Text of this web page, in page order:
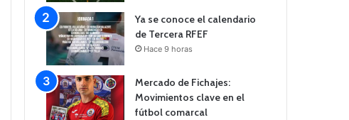
Ya se conoce el calendario
de Tercera RFEF
Hace 9 horas
Mercado de Fichajes:
Movimientos clave en el
fútbol comarcal